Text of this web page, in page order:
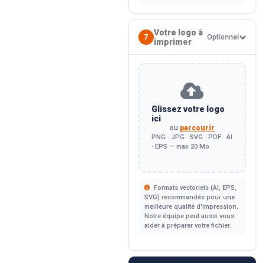
7
Votre logo à
imprimer
Optionnel
Glissez votre logo
ici
ou parcourir
PNG · JPG · SVG · PDF · AI
· EPS — max 20 Mo
Formats vectoriels (AI, EPS,
SVG) recommandés pour une
meilleure qualité d'impression.
Notre équipe peut aussi vous
aider à préparer votre fichier.